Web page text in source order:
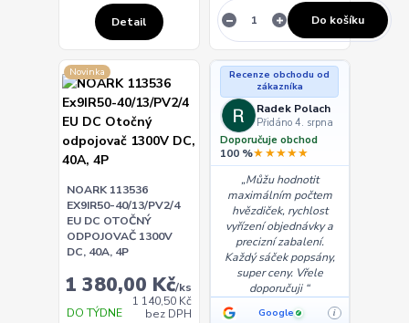
Detail Do košíku
Novinka
NOARK 113536
EX9IR50-40/13/PV2/4
EU DC OTOČNÝ
ODPOJOVAČ 1300V
DC, 40A, 4P
1 380,00 Kč/ks
1 140,50 Kč
bez DPH
DO TÝDNE
Recenze obchodu od
zákazníka
Radek Polach
Přidáno 4. srpna
Doporučuje obchod
100 %★★★★★
Můžu hodnotit
maximálním počtem
hvězdiček, rychlost
vyřízení objednávky a
precizní zabalení.
Každý sáček popsány,
super ceny. Vřele
doporučuji
Google ✓ i